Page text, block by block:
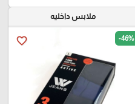
ملابس داخليه
favorite_border -46%